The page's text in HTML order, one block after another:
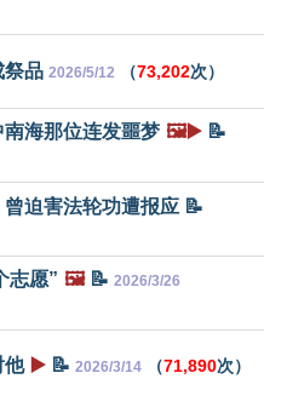
祭品 2026/5/12 （73,202次）
海那位连发噩梦 🖼️▶️ 📝
迫害法轮功遭报应 📝
志愿” 🖼️📝 2026/3/26
他 ▶️ 📝 2026/3/14 （71,890次）